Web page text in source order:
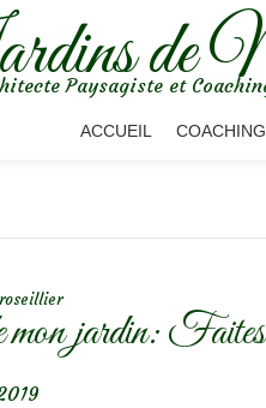
de
Paysagiste et
ACCUEIL
mon jardin: Faites